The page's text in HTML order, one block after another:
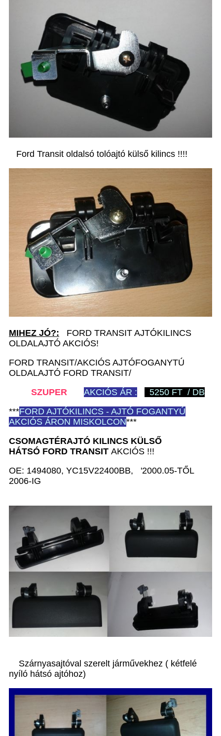
Ford Transit oldalsó tolóajtó külső kilincs !!!!
MIHEZ JÓ?: FORD TRANSIT AJTÓKILINCS
OLDALAJTÓ AKCIÓS!
FORD TRANSIT/AKCIÓS AJTÓFOGANYTÚ
OLDALAJTÓ FORD TRANSIT/
SZUPER
AKCIÓS ÁR :
5250 FT / DB
***FORD AJTÓKILINCS - AJTÓ FOGANTYÚ
AKCIÓS ÁRON MISKOLCON***
CSOMAGTÉRAJTÓ KILINCS KÜLSŐ
HÁTSÓ FORD TRANSIT AKCIÓS !!!
OE: 1494080, YC15V22400BB, '2000.05-TŐL
2006-IG
Szárnyasajtóval szerelt járművekhez ( kétfelé
nyíló hátsó ajtóhoz)